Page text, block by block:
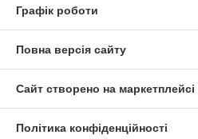
Графік роботи
Повна версія сайту
Сайт створено на маркетплейсі
Політика конфіденційності